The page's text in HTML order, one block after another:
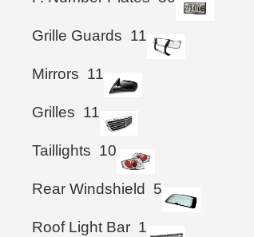
Grille Guards 11
Mirrors 11
Grilles 11
Taillights 10
Rear Windshield 5
Roof Light Bar 1